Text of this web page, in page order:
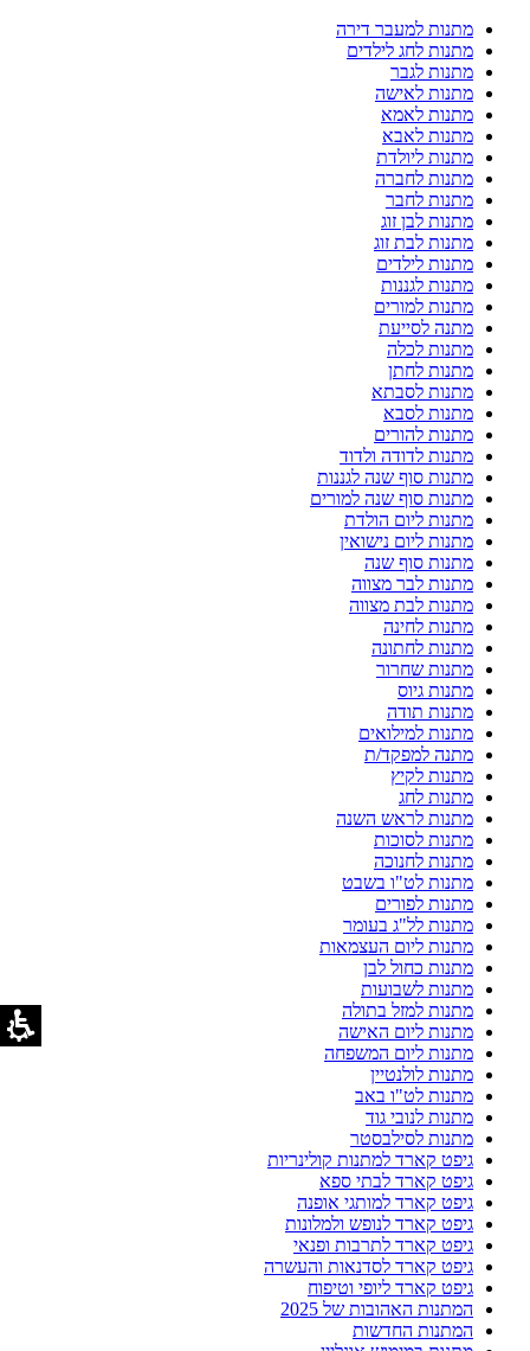
מתנות למעבר דירה
מתנות לחג לילדים
מתנות לגבר
מתנות לאישה
מתנות לאמא
מתנות לאבא
מתנות ליולדת
מתנות לחברה
מתנות לחבר
מתנות לבן זוג
מתנות לבת זוג
מתנות לילדים
מתנות לגננות
מתנות למורים
מתנה לסייעת
מתנות לכלה
מתנות לחתן
מתנות לסבתא
מתנות לסבא
מתנות להורים
מתנות לדודה ולדוד
מתנות סוף שנה לגננות
מתנות סוף שנה למורים
מתנות ליום הולדת
מתנות ליום נישואין
מתנות סוף שנה
מתנות לבר מצווה
מתנות לבת מצווה
מתנות לחינה
מתנות לחתונה
מתנות שחרור
מתנות גיוס
מתנות תודה
מתנות למילואים
מתנה למפקד/ת
מתנות לקיץ
מתנות לחג
מתנות לראש השנה
מתנות לסוכות
מתנות לחנוכה
מתנות לט"ו בשבט
מתנות לפורים
מתנות לל"ג בעומר
מתנות ליום העצמאות
מתנות כחול לבן
מתנות לשבועות
מתנות למזל בתולה
מתנות ליום האישה
מתנות ליום המשפחה
מתנות לולנטיין
מתנות לט"ו באב
מתנות לנובי גוד
מתנות לסילבסטר
גיפט קארד למתנות קולינריות
גיפט קארד לבתי ספא
גיפט קארד למותגי אופנה
גיפט קארד לנופש ולמלונות
גיפט קארד לתרבות ופנאי
גיפט קארד לסדנאות והעשרה
גיפט קארד ליופי וטיפוח
המתנות האהובות של 2025
המתנות החדשות